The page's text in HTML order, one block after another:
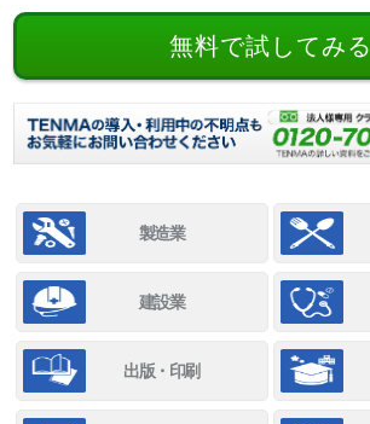
無料で試してみる
製造業
建設業
出版・印刷